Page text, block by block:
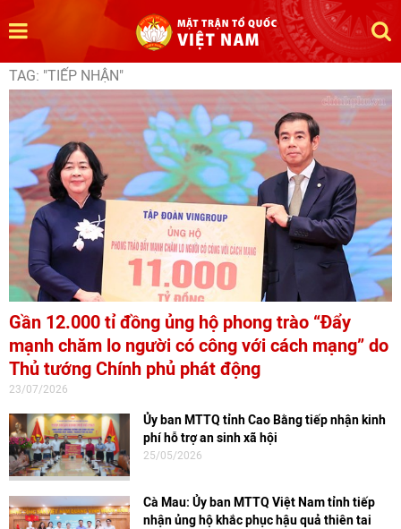
TAG: "TIẾP NHẬN"
Gần 12.000 tỉ đồng ủng hộ phong trào “Đẩy
mạnh chăm lo người có công với cách mạng” do
Thủ tướng Chính phủ phát động
23/07/2026
Ủy ban MTTQ tỉnh Cao Bằng tiếp nhận kinh
phí hỗ trợ an sinh xã hội
25/05/2026
Cà Mau: Ủy ban MTTQ Việt Nam tỉnh tiếp
nhận ủng hộ khắc phục hậu quả thiên tai